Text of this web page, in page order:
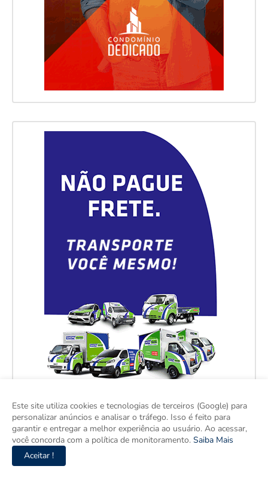
Este site utiliza cookies e tecnologias de terceiros (Google) para
personalizar anúncios e analisar o tráfego. Isso é feito para
garantir e entregar a melhor experiência ao usuário. Ao acessar,
você concorda com a política de monitoramento. Saiba Mais
Aceitar !